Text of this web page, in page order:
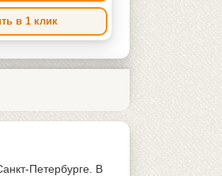
в 1 клик
Петербурге. В